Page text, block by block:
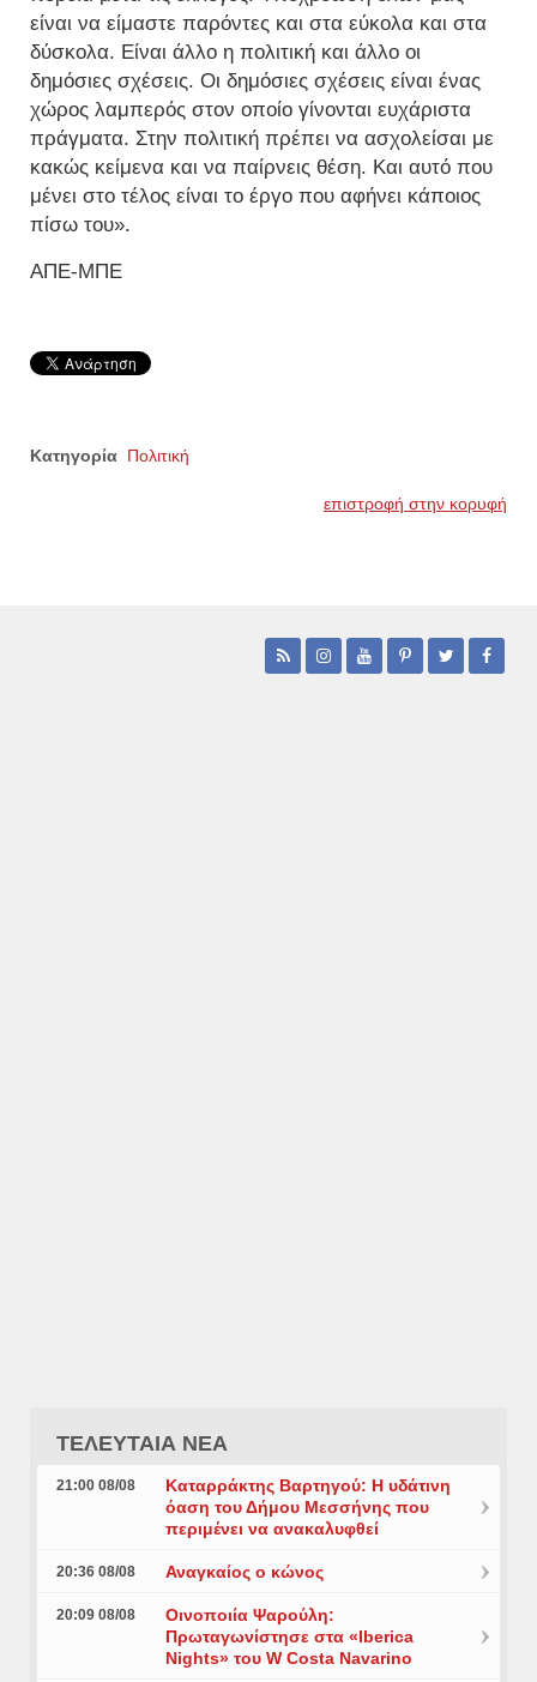
είναι να είμαστε παρόντες και στα εύκολα και στα
δύσκολα. Είναι άλλο η πολιτική και άλλο οι
δημόσιες σχέσεις. Οι δημόσιες σχέσεις είναι ένας
χώρος λαμπερός στον οποίο γίνονται ευχάριστα
πράγματα. Στην πολιτική πρέπει να ασχολείσαι με
κακώς κείμενα και να παίρνεις θέση. Και αυτό που
μένει στο τέλος είναι το έργο που αφήνει κάποιος
πίσω του».
ΑΠΕ-ΜΠΕ
Κατηγορία Πολιτική
επιστροφή στην κορυφή
ΤΕΛΕΥΤΑΙΑ ΝΕΑ
21:00 08/08
Καταρράκτης Βαρτηγού: Η υδάτινη
όαση του Δήμου Μεσσήνης που
περιμένει να ανακαλυφθεί
20:36 08/08 Αναγκαίος ο κώνος
20:09 08/08
Οινοποιία Ψαρούλη:
Πρωταγωνίστησε στα «Iberica
Nights» του W Costa Navarino